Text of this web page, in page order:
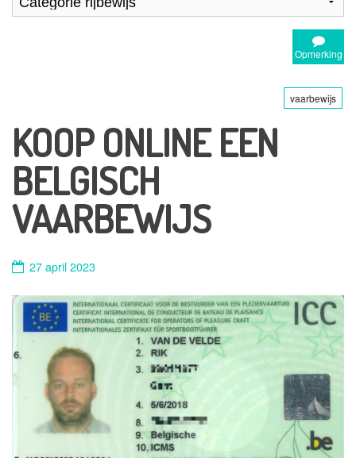
Opmerking
vaarbewijs
KOOP ONLINE EEN
BELGISCH
VAARBEWIJS
27 april 2023